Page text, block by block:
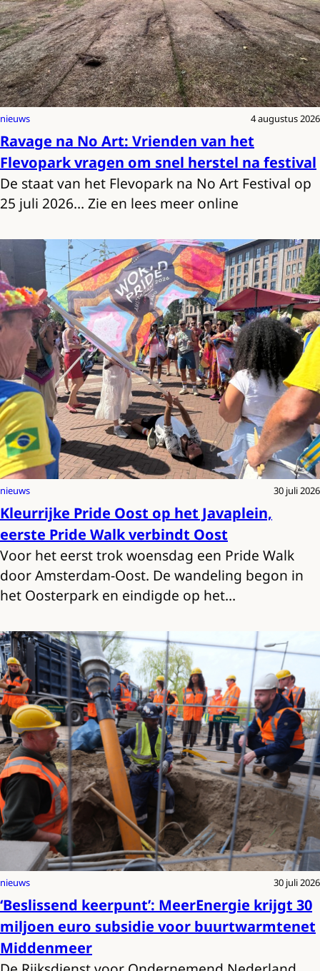
nieuws 4 augustus 2026
Ravage na No Art: Vrienden van het
Flevopark vragen om snel herstel na festival
De staat van het Flevopark na No Art Festival op
25 juli 2026… Zie en lees meer online
nieuws 30 juli 2026
Kleurrijke Pride Oost op het Javaplein,
eerste Pride Walk verbindt Oost
Voor het eerst trok woensdag een Pride Walk
door Amsterdam-Oost. De wandeling begon in
het Oosterpark en eindigde op het…
nieuws 30 juli 2026
‘Beslissend keerpunt’: MeerEnergie krijgt 30
miljoen euro subsidie voor buurtwarmtenet
Middenmeer